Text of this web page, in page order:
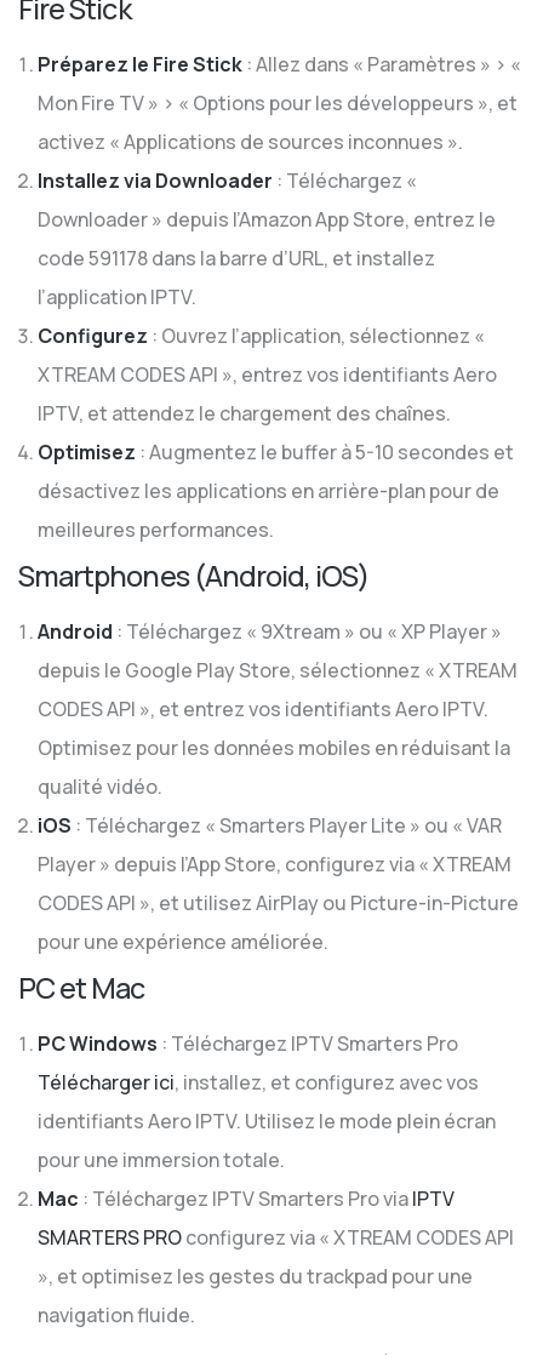
Fire Stick
Préparez le Fire Stick : Allez dans « Paramètres » > «
Mon Fire TV » > « Options pour les développeurs », et
activez « Applications de sources inconnues ».
Installez via Downloader : Téléchargez «
Downloader » depuis l’Amazon App Store, entrez le
code 591178 dans la barre d’URL, et installez
l’application IPTV.
Configurez : Ouvrez l’application, sélectionnez «
XTREAM CODES API », entrez vos identifiants Aero
IPTV, et attendez le chargement des chaînes.
Optimisez : Augmentez le buffer à 5-10 secondes et
désactivez les applications en arrière-plan pour de
meilleures performances.
Smartphones (Android, iOS)
Android : Téléchargez « 9Xtream » ou « XP Player »
depuis le Google Play Store, sélectionnez « XTREAM
CODES API », et entrez vos identifiants Aero IPTV.
Optimisez pour les données mobiles en réduisant la
qualité vidéo.
iOS : Téléchargez « Smarters Player Lite » ou « VAR
Player » depuis l’App Store, configurez via « XTREAM
CODES API », et utilisez AirPlay ou Picture-in-Picture
pour une expérience améliorée.
PC et Mac
PC Windows : Téléchargez IPTV Smarters Pro
Télécharger ici, installez, et configurez avec vos
identifiants Aero IPTV. Utilisez le mode plein écran
pour une immersion totale.
Mac : Téléchargez IPTV Smarters Pro viaIPTV
SMARTERS PROconfigurez via « XTREAM CODES API
», et optimisez les gestes du trackpad pour une
navigation fluide.